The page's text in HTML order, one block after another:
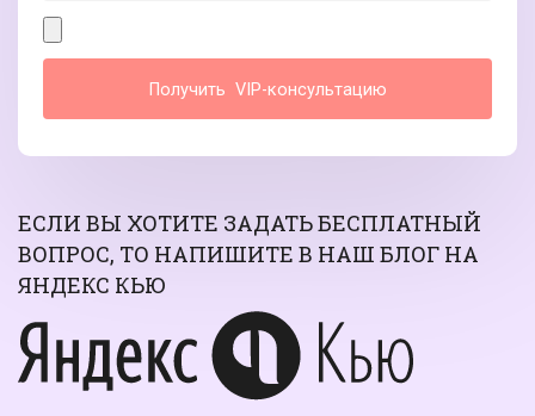
ЕСЛИ ВЫ ХОТИТЕ ЗАДАТЬ БЕСПЛАТНЫЙ
ВОПРОС, ТО НАПИШИТЕ В НАШ БЛОГ НА
ЯНДЕКС КЬЮ